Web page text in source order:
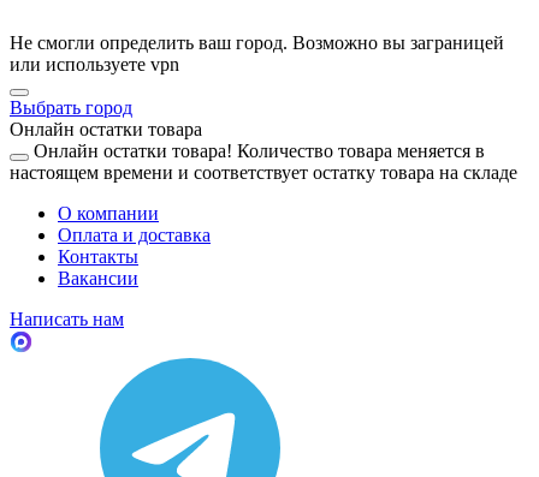
Не смогли определить ваш город. Возможно вы заграницей
или используете vpn
Выбрать город
Онлайн остатки товара
Онлайн остатки товара! Количество товара меняется в
настоящем времени и соответствует остатку товара на складе
О компании
Оплата и доставка
Контакты
Вакансии
Написать нам